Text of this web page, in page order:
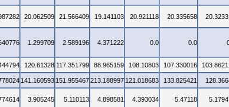
20.062509 21.566409 19.141103 20.921118 20.335658
1.299709 2.589196 4.371222 0.0 0.0
120.61328 117.351799 88.965159 108.10803 107.330016
141.160593 151.955467213.188997 121.018683 133.825421
3.905245 5.110113 4.898581 4.393034 5.47118